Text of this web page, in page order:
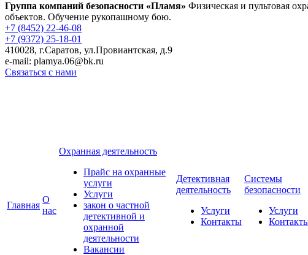
Группа компаний безопасности «Пламя» Физическая и пультовая
объектов. Обучение рукопашному бою.
+7 (8452) 22-46-08
+7 (9372) 25-18-01
410028, г.Саратов, ул.Провиантская, д.9
e-mail: plamya.06@bk.ru
Связаться с нами
Главная
О
нас
Охранная деятельность
Прайс на охранные
услуги
Услуги
закон о частной
детективной и
охранной
деятельности
Вакансии
Детективная
деятельность
Услуги
Контакты
Системы
безопасности
Услуги